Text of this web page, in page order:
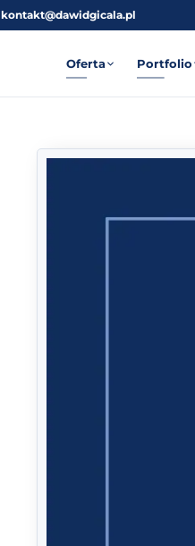
kontakt@dawidgicala.pl
Oferta Portfolio